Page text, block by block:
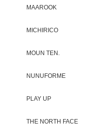
MAAROOK
MICHIRICO
MOUN TEN.
NUNUFORME
PLAY UP
THE NORTH FACE